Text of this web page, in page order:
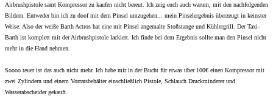
Airbrushpistole samt Kompressor zu kaufen nicht bereut. Ich zeig euch auch warum, mit den nachfolgenden
Bildern. Entweder bin ich zu doof mit dem Pinsel umzugehen... mein Pinselergebnis überzeugt in keinster
Weise. Also der weiße Barth Actros hat eine mit Pinsel angemalte Stoßstange und Kühlergrill. Der Taxi-
Barth ist komplett mit der Airbrushpistole lackiert. Ich finde bei dem Ergebnis sollte man den Pinsel nicht
mehr in die Hand nehmen.
Soooo teuer ist das auch nicht mehr. Ich habe mir in der Bucht für etwas über 100€ einen Kompressor mit
zwei Zylindern und einem Vorratsbehälter einschließlich Pistole, Schlauch Druckminderer und
Wasserabscheider gekauft.